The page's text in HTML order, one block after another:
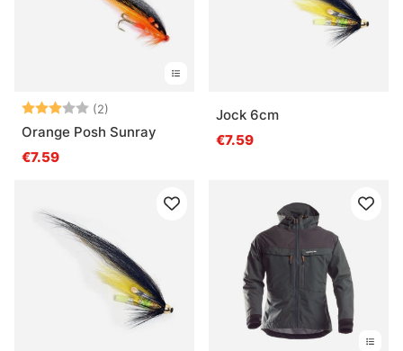
Note: (2)
Orange Posh Sunray
€7.59
Jock 6cm
€7.59